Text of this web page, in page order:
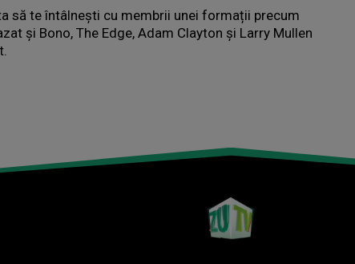
să te întâlnești cu membrii unei formații precum
și Bono, The Edge, Adam Clayton și Larry Mullen